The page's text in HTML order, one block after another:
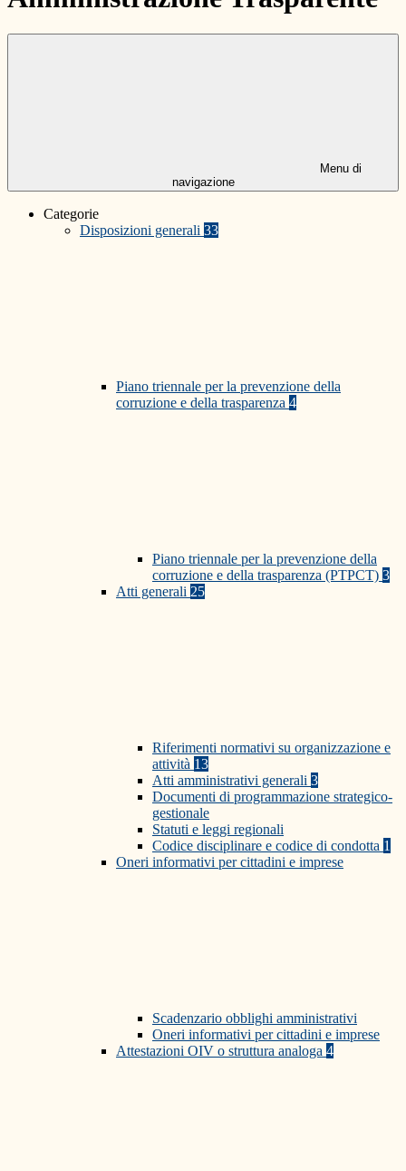
Menu di
navigazione
Categorie
Disposizioni generali 33
Piano triennale per la prevenzione della
corruzione e della trasparenza 4
Piano triennale per la prevenzione della
corruzione e della trasparenza (PTPCT) 3
Atti generali 25
Riferimenti normativi su organizzazione e
attività 13
Atti amministrativi generali 3
Documenti di programmazione strategico-
gestionale
Statuti e leggi regionali
Codice disciplinare e codice di condotta 1
Oneri informativi per cittadini e imprese
Scadenzario obblighi amministrativi
Oneri informativi per cittadini e imprese
Attestazioni OIV o struttura analoga 4